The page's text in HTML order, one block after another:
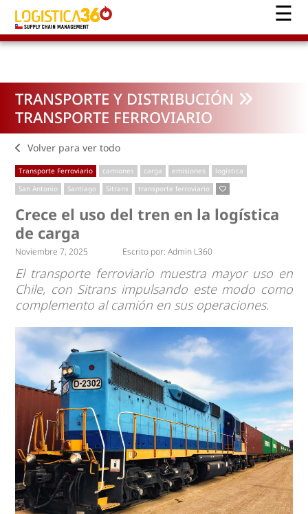
TRANSPORTE Y DISTRIBUCIÓN
TRANSPORTE FERROVIARIO
Volver para ver todo
Transporte Ferroviario camiones carga emisiones
logística
San Antonio
Santiago Sitrans transporte ferroviario
Crece el uso del tren en la logística
de carga
Noviembre 7, 2025 Escrito por: Admin L360
El transporte ferroviario muestra mayor uso en
Chile, con Sitrans impulsando este modo como
complemento al camión en sus operaciones.